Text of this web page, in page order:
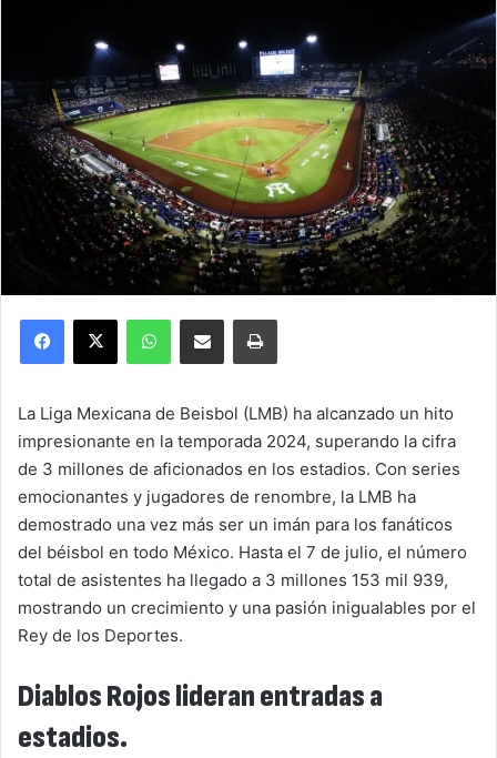
Facebook
X WhatsAppCompartir por correo electrónicoImprimir
La Liga Mexicana de Beisbol (LMB) ha alcanzado un hito
impresionante en la temporada 2024, superando la cifra
de 3 millones de aficionados en los estadios. Con series
emocionantes y jugadores de renombre, la LMB ha
demostrado una vez más ser un imán para los fanáticos
del béisbol en todo México. Hasta el 7 de julio, el número
total de asistentes ha llegado a 3 millones 153 mil 939,
mostrando un crecimiento y una pasión inigualables por el
Rey de los Deportes.
Diablos Rojos lideran entradas a
estadios.